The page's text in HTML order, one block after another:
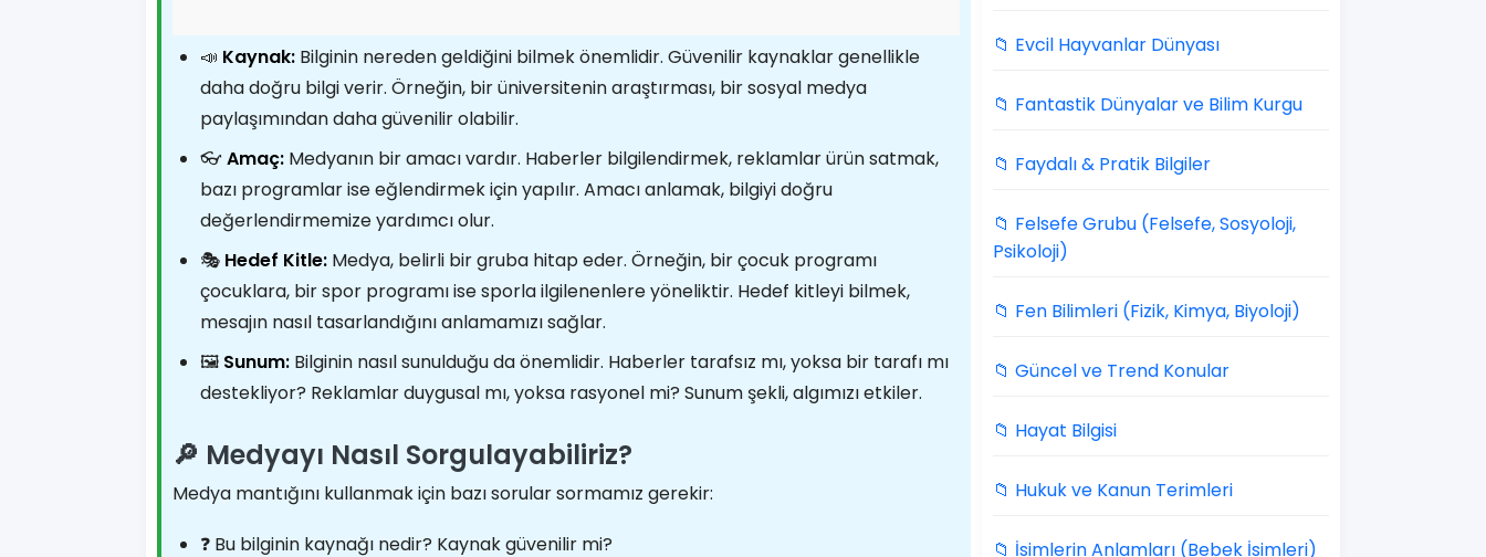
📣 Kaynak: Bilginin nereden geldiğini bilmek önemlidir. Güvenilir kaynaklar genellikle
daha doğru bilgi verir. Örneğin, bir üniversitenin araştırması, bir sosyal medya
paylaşımından daha güvenilir olabilir.
👓Amaç: Medyanın bir amacı vardır. Haberler bilgilendirmek, reklamlar ürün satmak,
bazı programlar ise eğlendirmek için yapılır. Amacı anlamak, bilgiyi doğru
değerlendirmemize yardımcı olur.
🎭 Hedef Kitle: Medya, belirli bir gruba hitap eder. Örneğin, bir çocuk programı
çocuklara, bir spor programı ise sporla ilgilenenlere yöneliktir. Hedef kitleyi bilmek,
mesajın nasıl tasarlandığını anlamamızı sağlar.
🖼️ Sunum: Bilginin nasıl sunulduğu da önemlidir. Haberler tarafsız mı, yoksa bir tarafı mı
destekliyor? Reklamlar duygusal mı, yoksa rasyonel mi? Sunum şekli, algımızı etkiler.
🔎 Medyayı Nasıl Sorgulayabiliriz?
Medya mantığını kullanmak için bazı sorular sormamız gerekir:
❓ Bu bilginin kaynağı nedir? Kaynak güvenilir mi?
📁 Evcil Hayvanlar Dünyası
📁 Fantastik Dünyalar ve Bilim Kurgu
📁 Faydalı & Pratik Bilgiler
📁 Felsefe Grubu (Felsefe, Sosyoloji,
Psikoloji)
📁 Fen Bilimleri (Fizik, Kimya, Biyoloji)
📁 Güncel ve Trend Konular
📁 Hayat Bilgisi
📁 Hukuk ve Kanun Terimleri
📁 İsimlerin Anlamları (Bebek İsimleri)